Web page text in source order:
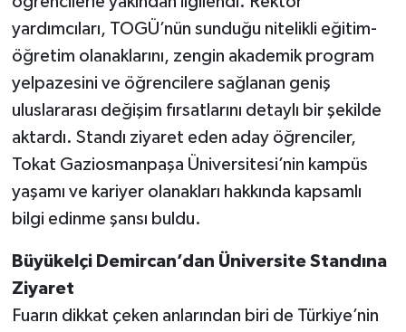
yardımcıları, TOGÜ’nün sunduğu nitelikli eğitim-
öğretim olanaklarını, zengin akademik program
yelpazesini ve öğrencilere sağlanan geniş
uluslararası değişim fırsatlarını detaylı bir şekilde
aktardı. Standı ziyaret eden aday öğrenciler,
Tokat Gaziosmanpaşa Üniversitesi’nin kampüs
yaşamı ve kariyer olanakları hakkında kapsamlı
bilgi edinme şansı buldu.
Büyükelçi Demircan’dan Üniversite Standına
Ziyaret
Fuarın dikkat çeken anlarından biri de Türkiye’nin